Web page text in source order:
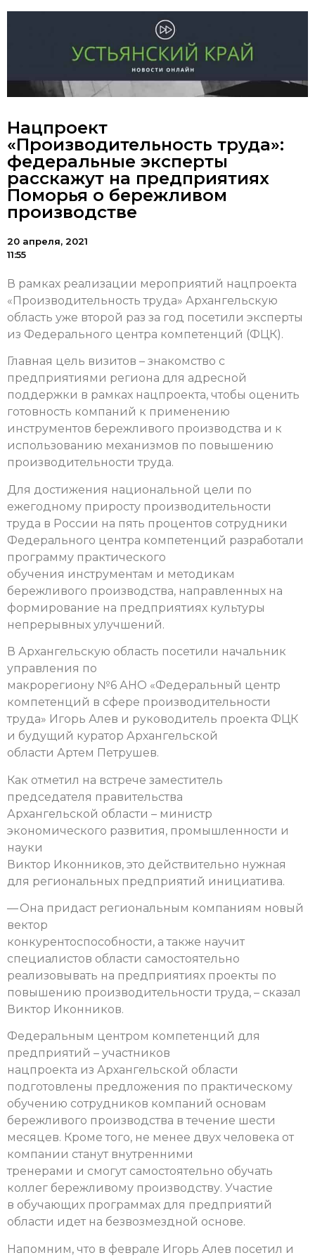
Нацпроект
«Производительность труда»:
федеральные эксперты
расскажут на предприятиях
Поморья о бережливом
производстве
20 апреля, 2021
11:55
В рамках реализации мероприятий нацпроекта
«Производительность труда» Архангельскую
область уже второй раз за год посетили эксперты
из Федерального центра компетенций (ФЦК).
Главная цель визитов – знакомство с
предприятиями региона для адресной
поддержки в рамках нацпроекта, чтобы оценить
готовность компаний к применению
инструментов бережливого производства и к
использованию механизмов по повышению
производительности труда.
Для достижения национальной цели по
ежегодному приросту производительности
труда в России на пять процентов сотрудники
Федерального центра компетенций разработали
программу практического
обучения инструментам и методикам
бережливого производства, направленных на
формирование на предприятиях культуры
непрерывных улучшений.
В Архангельскую область посетили начальник
управления по
макрорегиону №6 АНО «Федеральный центр
компетенций в сфере производительности
труда» Игорь Алев и руководитель проекта ФЦК
и будущий куратор Архангельской
области Артем Петрушев.
Как отметил на встрече заместитель
председателя правительства
Архангельской области – министр
экономического развития, промышленности и
науки
Виктор Иконников, это действительно нужная
для региональных предприятий инициатива.
— Она придаст региональным компаниям новый
вектор
конкурентоспособности, а также научит
специалистов области самостоятельно
реализовывать на предприятиях проекты по
повышению производительности труда, – сказал
Виктор Иконников.
Федеральным центром компетенций для
предприятий – участников
нацпроекта из Архангельской области
подготовлены предложения по практическому
обучению сотрудников компаний основам
бережливого производства в течение шести
месяцев. Кроме того, не менее двух человека от
компании станут внутренними
тренерами и смогут самостоятельно обучать
коллег бережливому производству. Участие
в обучающих программах для предприятий
области идет на безвозмездной основе.
Напомним, что в феврале Игорь Алев посетил и